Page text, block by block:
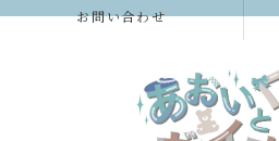
お問い合わせ